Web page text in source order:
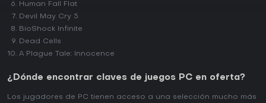
Human Fall Flat
Devil May Cry 5
BioShock Infinite
Dead Cells
A Plague Tale: Innocence
¿Dónde encontrar claves de juegos PC en oferta?
Los jugadores de PC tienen acceso a una selección mucho más